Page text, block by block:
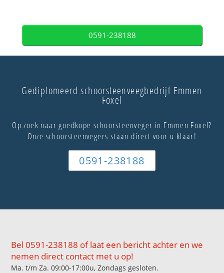
0591-238188
Gediplomeerd schoorsteenveegbedrijf Emmen
Foxel
Op zoek naar goedkope schoorsteenveger in Emmen Foxel?
Onze schoorsteenvegers staan direct voor u klaar!
0591-238188
Bel 0591-238188 of laat een bericht achter en we
nemen direct contact met u op!
Ma. t/m Za. 09:00-17:00u, Zondags gesloten.